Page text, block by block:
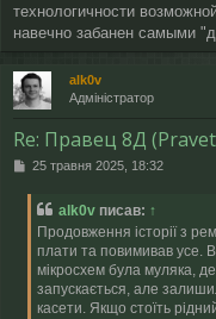
д
о
е
н
я
технологичности
навечно забанен самыми
alk0v
Адміністратор
Re: Правец 8Д
П25 травня 2025, 18:32
alk0v писав: ↑
Продовження історії з
плати та повимивав усе.
мікросхем була муляка,
запускається, але
касети. Якщо стоїть